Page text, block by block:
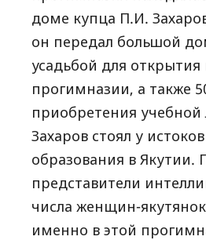
доме купца П.И.
он передал большой
усадьбой для
прогимназии, а также
приобретения учебной
Захаров стоял у
образования в Якутии.
представители
числа женщин-
именно в этой